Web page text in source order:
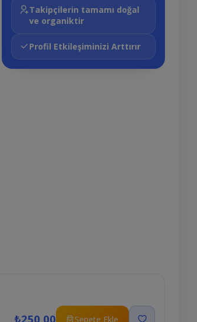
Takipçilerin tamamı doğal
ve organiktir
Profil Etkileşiminizi Arttırır
₺250,00 Sepete Ekle